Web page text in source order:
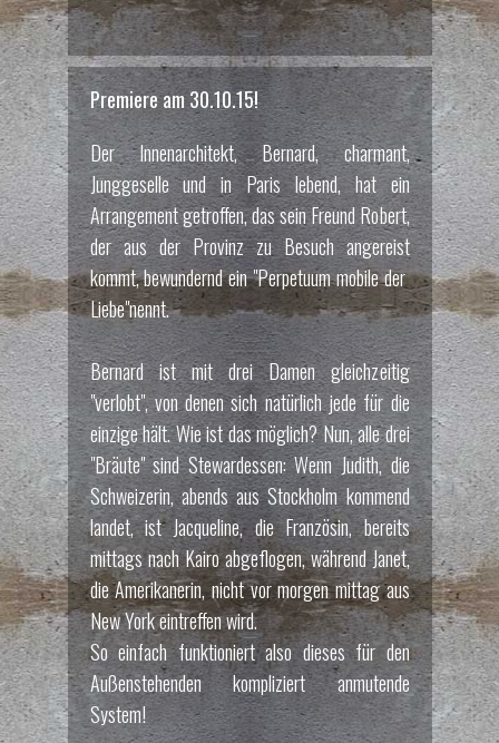
Premiere am 30.10.15!
Der Innenarchitekt, Bernard, charmant,
Junggeselle und in Paris lebend, hat ein
Arrangement getroffen, das sein Freund Robert,
der aus der Provinz zu Besuch angereist
kommt, bewundernd ein "Perpetuum mobile der
Liebe"nennt.
Bernard ist mit drei Damen gleichzeitig
"verlobt", von denen sich natürlich jede für die
einzige hält. Wie ist das möglich? Nun, alle drei
"Bräute" sind Stewardessen: Wenn Judith, die
Schweizerin, abends aus Stockholm kommend
landet, ist Jacqueline, die Französin, bereits
mittags nach Kairo abgeflogen, während Janet,
die Amerikanerin, nicht vor morgen mittag aus
New York eintreffen wird.
So einfach funktioniert also dieses für den
Außenstehenden kompliziert anmutende
System!